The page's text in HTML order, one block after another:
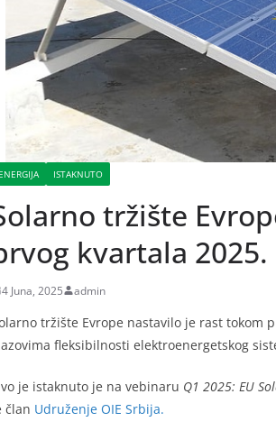
ENERGIJA ISTAKNUTO
tržište
kvartala 2025.
4 Juna, 2025 admin
tržište Evrope nastavilo je rast tokom
fleksibilnosti elektroenergetskog
je istaknuto je na vebinaru Q1 2025: EU
član Udruženje OIE Srbija.